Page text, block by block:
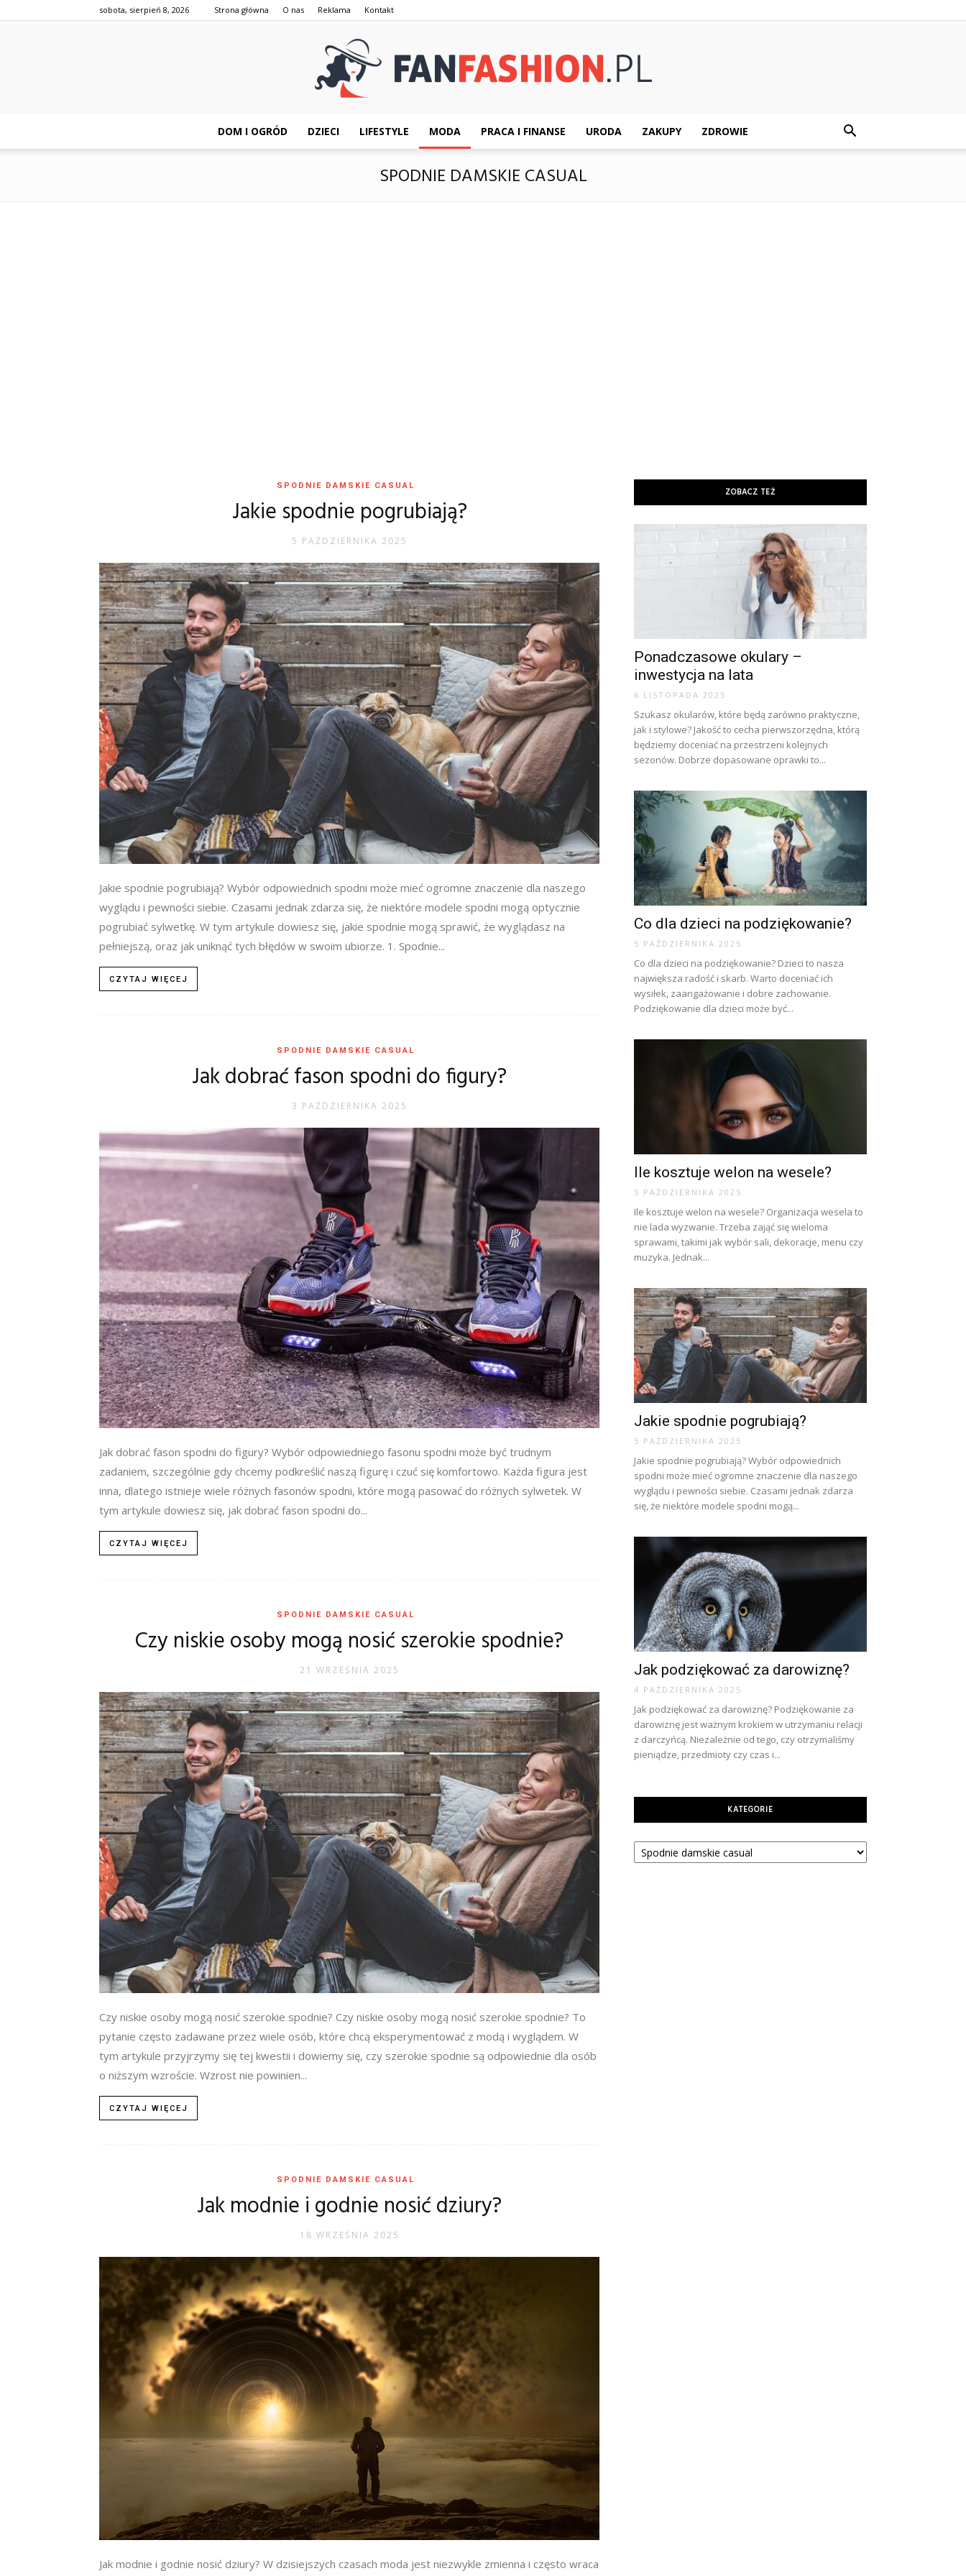
sobota, sierpień 8, 2026 Strona główna O nas Reklama Kontakt
DOM I OGRÓD DZIECI LIFESTYLE MODA PRACA I FINANSE URODA ZAKUPY ZDROWIE
SPODNIE DAMSKIE CASUAL
SPODNIE DAMSKIE CASUAL
Jakie spodnie pogrubiają?
5 PAŹDZIERNIKA 2025
Jakie spodnie pogrubiają? Wybór odpowiednich spodni może mieć ogromne znaczenie dla naszego
wyglądu i pewności siebie. Czasami jednak zdarza się, że niektóre modele spodni mogą optycznie
pogrubiać sylwetkę. W tym artykule dowiesz się, jakie spodnie mogą sprawić, że wyglądasz na
pełniejszą, oraz jak uniknąć tych błędów w swoim ubiorze. 1. Spodnie...
CZYTAJ WIĘCEJ
SPODNIE DAMSKIE CASUAL
Jak dobrać fason spodni do figury?
3 PAŹDZIERNIKA 2025
Jak dobrać fason spodni do figury? Wybór odpowiedniego fasonu spodni może być trudnym
zadaniem, szczególnie gdy chcemy podkreślić naszą figurę i czuć się komfortowo. Każda figura jest
inna, dlatego istnieje wiele różnych fasonów spodni, które mogą pasować do różnych sylwetek. W
tym artykule dowiesz się, jak dobrać fason spodni do...
CZYTAJ WIĘCEJ
SPODNIE DAMSKIE CASUAL
Czy niskie osoby mogą nosić szerokie spodnie?
21 WRZEŚNIA 2025
Czy niskie osoby mogą nosić szerokie spodnie? Czy niskie osoby mogą nosić szerokie spodnie? To
pytanie często zadawane przez wiele osób, które chcą eksperymentować z modą i wyglądem. W
tym artykule przyjrzymy się tej kwestii i dowiemy się, czy szerokie spodnie są odpowiednie dla osób
o niższym wzroście. Wzrost nie powinien...
CZYTAJ WIĘCEJ
SPODNIE DAMSKIE CASUAL
Jak modnie i godnie nosić dziury?
18 WRZEŚNIA 2025
Jak modnie i godnie nosić dziury? W dzisiejszych czasach moda jest niezwykle zmienna i często wraca
ZOBACZ TEŻ
Ponadczasowe okulary –
inwestycja na lata
6 LISTOPADA 2025
Szukasz okularów, które będą zarówno praktyczne,
jak i stylowe? Jakość to cecha pierwszorzędna, którą
będziemy doceniać na przestrzeni kolejnych
sezonów. Dobrze dopasowane oprawki to...
Co dla dzieci na podziękowanie?
5 PAŹDZIERNIKA 2025
Co dla dzieci na podziękowanie? Dzieci to nasza
największa radość i skarb. Warto doceniać ich
wysiłek, zaangażowanie i dobre zachowanie.
Podziękowanie dla dzieci może być...
Ile kosztuje welon na wesele?
5 PAŹDZIERNIKA 2025
Ile kosztuje welon na wesele? Organizacja wesela to
nie lada wyzwanie. Trzeba zająć się wieloma
sprawami, takimi jak wybór sali, dekoracje, menu czy
muzyka. Jednak...
Jakie spodnie pogrubiają?
5 PAŹDZIERNIKA 2025
Jakie spodnie pogrubiają? Wybór odpowiednich
spodni może mieć ogromne znaczenie dla naszego
wyglądu i pewności siebie. Czasami jednak zdarza
się, że niektóre modele spodni mogą...
Jak podziękować za darowiznę?
4 PAŹDZIERNIKA 2025
Jak podziękować za darowiznę? Podziękowanie za
darowiznę jest ważnym krokiem w utrzymaniu relacji
z darczyńcą. Niezależnie od tego, czy otrzymaliśmy
pieniądze, przedmioty czy czas i...
KATEGORIE
Kategorie